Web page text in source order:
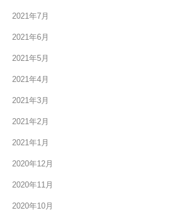
2021年7月
2021年6月
2021年5月
2021年4月
2021年3月
2021年2月
2021年1月
2020年12月
2020年11月
2020年10月